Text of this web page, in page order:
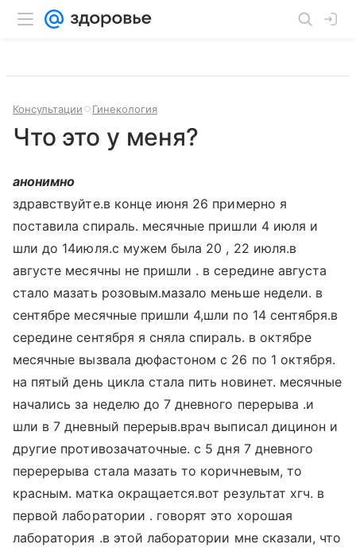
Консультации Гинекология
Что это у меня?
анонимно
здравствуйте.в конце июня 26 примерно я
поставила спираль. месячные пришли 4 июля и
шли до 14июля.с мужем была 20 , 22 июля.в
августе месячны не пришли . в середине августа
стало мазать розовым.мазало меньше недели. в
сентябре месячные пришли 4,шли по 14 сентября.в
середине сентября я сняла спираль. в октябре
месячные вызвала дюфастоном с 26 по 1 октября.
на пятый день цикла стала пить новинет. месячные
начались за неделю до 7 дневного перерыва .и
шли в 7 дневный перерыв.врач выписал дицинон и
другие противозачаточные. с 5 дня 7 дневного
перерерыва стала мазать то коричневым, то
красным. матка окращается.вот результат хгч. в
первой лаборатории . говорят это хорошая
лаборатория .в этой лаборатории мне сказали, что